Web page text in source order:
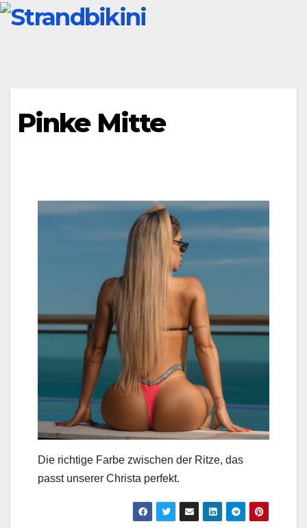
Zum
Pinke Mitte
Die richtige Farbe zwischen der Ritze, das
passt unserer Christa perfekt.